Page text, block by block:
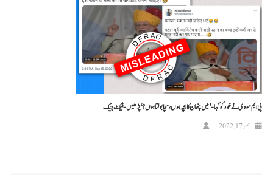
پی ایم مودی نے خود کو کہا- ’میں پٹھان کا بچہ ہوں، سچا بولتا ہوں؟‘ پڑھیں-فیکٹ چیک
دسمبر 17, 2022